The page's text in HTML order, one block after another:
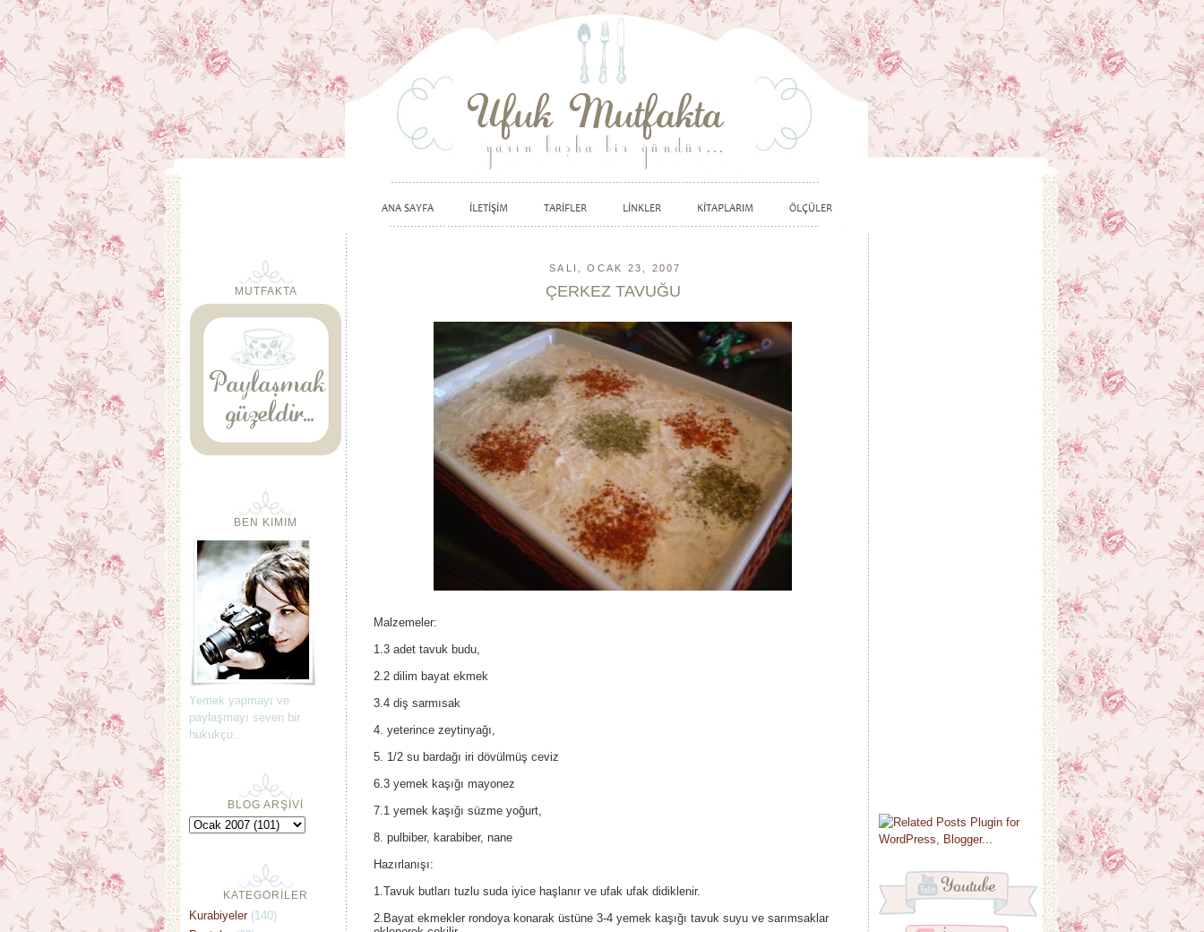
SALI, OCAK 23, 2007
ÇERKEZ TAVUĞU
Malzemeler:
1.3 adet tavuk budu,
2.2 dilim bayat ekmek
3.4 diş sarmısak
4. yeterince zeytinyağı,
5. 1/2 su bardağı iri dövülmüş ceviz
6.3 yemek kaşığı mayonez
7.1 yemek kaşığı süzme yoğurt,
8. pulbiber, karabiber, nane
Hazırlanışı:
1.Tavuk butları tuzlu suda iyice haşlanır ve ufak ufak didiklenir.
2.Bayat ekmekler rondoya konarak üstüne 3-4 yemek kaşığı tavuk suyu ve sarımsaklar
MUTFAKTA
BEN KIMIM
Yemek yapmayı ve
paylaşmayı seven bir
hukukçu..
BLOG ARŞİVİ
KATEGORİLER
Kurabiyeler (140)